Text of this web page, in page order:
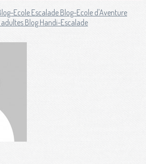
Ecole EscaladeBlog-Ecole d'Aventure
Blog Handi-Escalade